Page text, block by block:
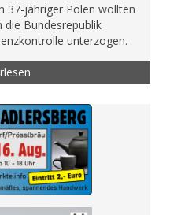
37-jähriger Polen wollten
die Bundesrepublik
unterzogen.